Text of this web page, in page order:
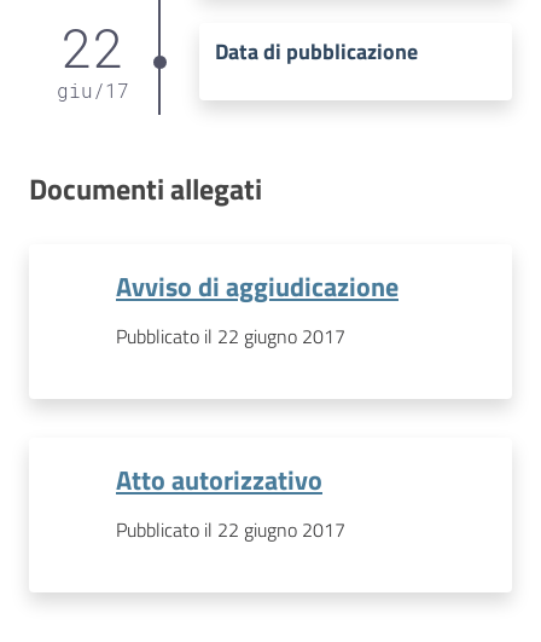
22
giu /17
Data di pubblicazione
Documenti allegati
Avviso di aggiudicazione
Pubblicato il 22 giugno 2017
Atto autorizzativo
Pubblicato il 22 giugno 2017